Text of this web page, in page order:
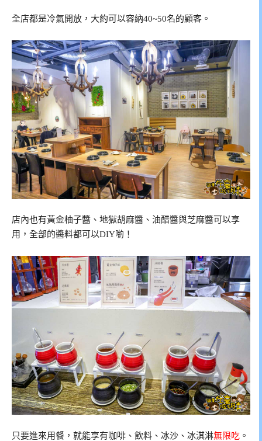
全店都是冷氣開放，大約可以容納40~50名的顧客。
店內也有黃金柚子醬、地獄胡麻醬、油醋醬與芝麻醬可以享
用，全部的醬料都可以DIY喲！
只要進來用餐，就能享有咖啡、飲料、冰沙、冰淇淋無限吃 。